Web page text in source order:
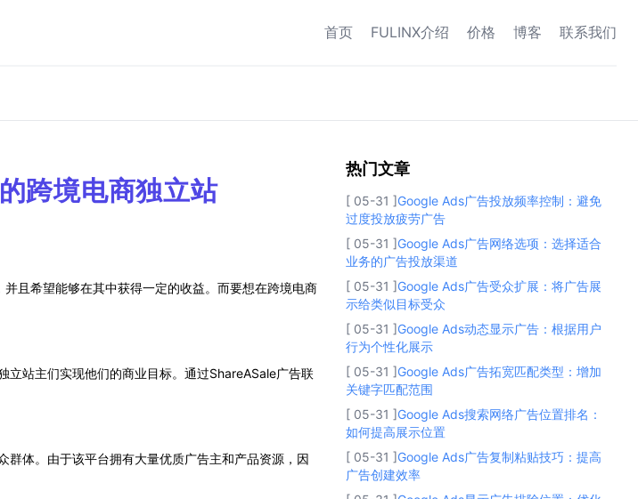
首页 FULINX介绍 价格 博客 联系我们
跨境电商独立站
且希望能够在其中获得一定的收益。而要想在跨境电商
站主们实现他们的商业目标。通过ShareASale广告联
体。由于该平台拥有大量优质广告主和产品资源，因
热门文章
[ 05-31 ]Google Ads广告投放频率控制：避免
过度投放疲劳广告
[ 05-31 ]Google Ads广告网络选项：选择适合
业务的广告投放渠道
[ 05-31 ]Google Ads广告受众扩展：将广告展
示给类似目标受众
[ 05-31 ]Google Ads动态显示广告：根据用户
行为个性化展示
[ 05-31 ]Google Ads广告拓宽匹配类型：增加
关键字匹配范围
[ 05-31 ]Google Ads搜索网络广告位置排名：
如何提高展示位置
[ 05-31 ]Google Ads广告复制粘贴技巧：提高
广告创建效率